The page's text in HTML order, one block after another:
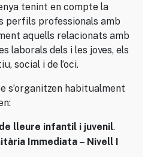
tenint en compte la
perfils professionals amb
aquells relacionats amb
laborals dels i les joves, els
social i de l’oci.
s’organitzen habitualment
lleure infantil i juvenil.
Immediata – Nivell I